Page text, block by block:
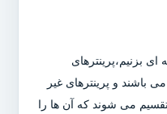
بزنیم،پرینترهای
باشند و پرینترهای غیر
می شوند که آن ها را